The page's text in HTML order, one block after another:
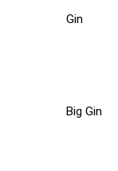
Gin
Big Gin